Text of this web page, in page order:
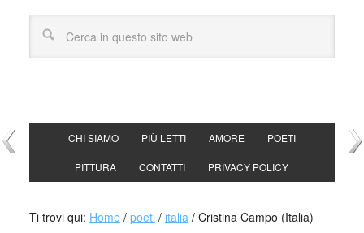
CHI SIAMO PIÙ LETTI AMORE POETI
PITTURA CONTATTI PRIVACY POLICY
Ti trovi qui: Home / poeti / italia /Cristina Campo (Italia)